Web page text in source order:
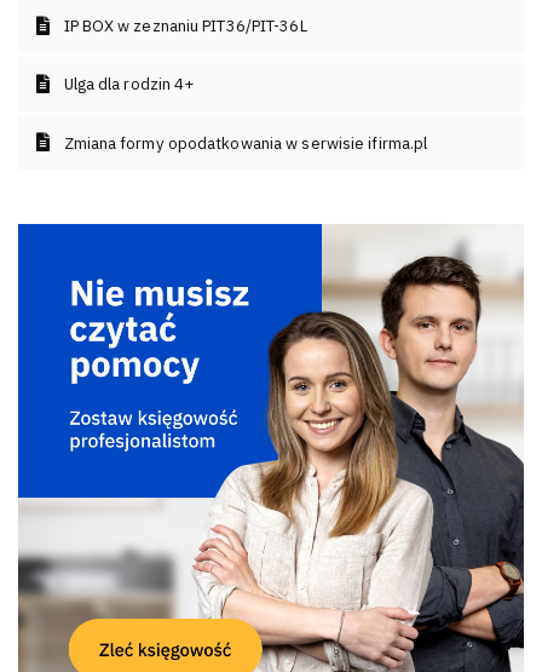
IP BOX w zeznaniu PIT36/PIT-36L
Ulga dla rodzin 4+
Zmiana formy opodatkowania w serwisie ifirma.pl